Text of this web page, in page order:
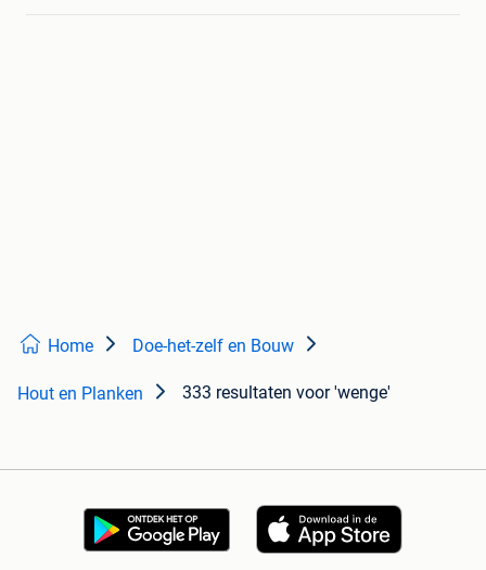
Home Doe-het-zelf en Bouw
Hout en Planken 333 resultaten voor 'wenge'